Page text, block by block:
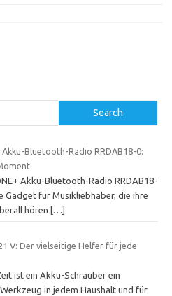
Search
Akku-Bluetooth-Radio RRDAB18-0:
Akku-Bluetooth-Radio RRDAB18-
Gadget für Musikliebhaber, die ihre
hören
[…]
V: Der vielseitige Helfer für jede
ist ein Akku-Schrauber ein
in jedem Haushalt und für